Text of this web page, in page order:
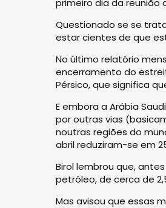
primeiro dia da reunião
Questionado se se
estar cientes de que
No último relatório
encerramento do
Pérsico, que significa
E embora a Arábia
por outras vias
noutras regiões do
abril reduziram-se em
Birol lembrou que,
petróleo, de cerca de
Mas avisou que essas